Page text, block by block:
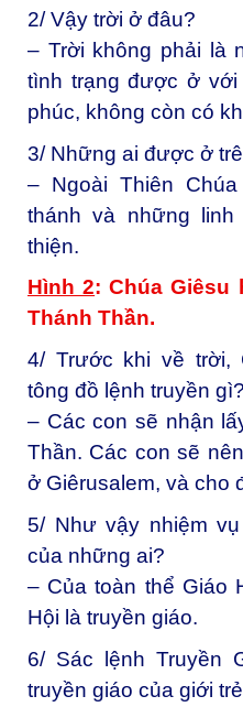
2/ Vậy trời ở đâu?
– Trời không phải là
tình trạng được ở với
phúc, không còn có
3/ Những ai được ở
– Ngoài Thiên
thánh và những
thiện.
Hình 2: Chúa Giêsu
Thánh Thần.
4/ Trước khi về trời,
tông đồ lệnh truyền gì?
– Các con sẽ nhận
Thần. Các con sẽ
ở Giêrusalem, và cho
5/ Như vậy nhiệm
của những ai?
– Của toàn thể Giáo
Hội là truyền giáo.
6/ Sác lệnh Truyền
truyền giáo của giới